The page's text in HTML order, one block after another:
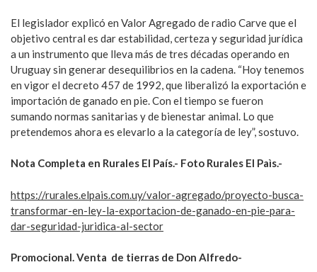
El legislador explicó en Valor Agregado de radio Carve que el
objetivo central es dar estabilidad, certeza y seguridad jurídica
a un instrumento que lleva más de tres décadas operando en
Uruguay sin generar desequilibrios en la cadena. “Hoy tenemos
en vigor el decreto 457 de 1992, que liberalizó la exportación e
importación de ganado en pie. Con el tiempo se fueron
sumando normas sanitarias y de bienestar animal. Lo que
pretendemos ahora es elevarlo a la categoría de ley”, sostuvo.
Nota Completa en Rurales El País.- Foto Rurales El Paìs.-
https://rurales.elpais.com.uy/valor-agregado/proyecto-busca-
transformar-en-ley-la-exportacion-de-ganado-en-pie-para-
dar-seguridad-juridica-al-sector
Promocional. Venta de tierras de Don Alfredo-